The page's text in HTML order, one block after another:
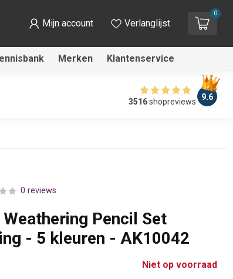
Mijn account Verlanglijst
0
Merken Klantenservice
3516shopreviews 9.6
0 reviews
Pencil Set
- 5 kleuren - AK10042
Niet op voorraad